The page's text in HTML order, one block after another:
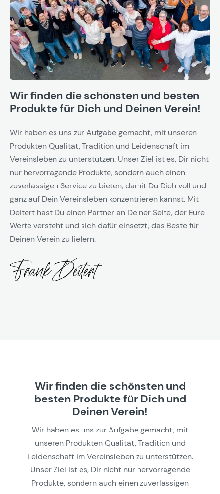
Wir finden die schönsten und besten
Produkte für Dich und Deinen Verein!
Wir haben es uns zur Aufgabe gemacht, mit unseren
Produkten Qualität, Tradition und Leidenschaft im
Vereinsleben zu unterstützen. Unser Ziel ist es, Dir nicht
nur hervorragende Produkte, sondern auch einen
zuverlässigen Service zu bieten, damit Du Dich voll und
ganz auf Dein Vereinsleben konzentrieren kannst. Mit
Deitert hast Du einen Partner an Deiner Seite, der Eure
Werte versteht und sich dafür einsetzt, das Beste für
Deinen Verein zu liefern.
Wir finden die schönsten und
besten Produkte für Dich und
Deinen Verein!
Wir haben es uns zur Aufgabe gemacht, mit
unseren Produkten Qualität, Tradition und
Leidenschaft im Vereinsleben zu unterstützen.
Unser Ziel ist es, Dir nicht nur hervorragende
Produkte, sondern auch einen zuverlässigen